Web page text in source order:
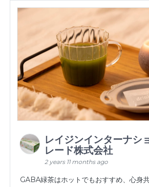
レイジンインターナシ
レード株式会社
2 years 11 months ago
GABA緑茶はホットでもおすすめ、心身